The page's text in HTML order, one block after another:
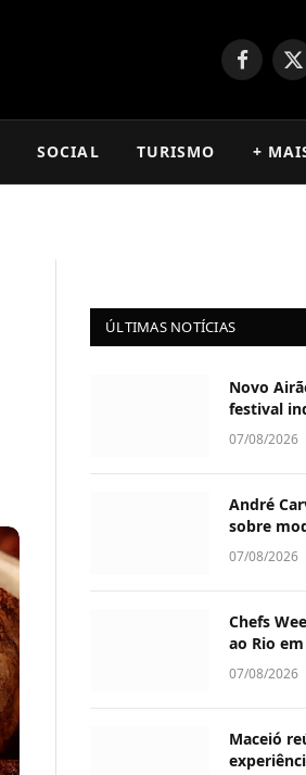
Facebook
X
SOCIAL TURISMO +
ÚLTIMAS NOTÍCIAS
Novo
festival
07/08/2026
André
sobre
07/08/2026
Chefs
ao Rio
07/08/2026
Maceió